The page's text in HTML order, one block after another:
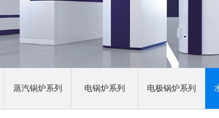
蒸汽锅炉系列 电锅炉系列 电极锅炉系列